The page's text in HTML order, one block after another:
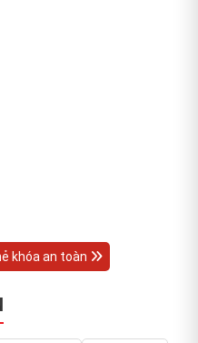
khóa an toàn